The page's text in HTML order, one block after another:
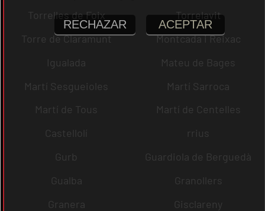
Torrelles de Foix
Torrelavit
Torre de Claramunt
Montcada i Reixac
Igualada
Mateu de Bages
Martí Sesgueioles
Martí Sarroca
Martí de Tous
Martí de Centelles
Castellolí
rrius
Gurb
Guardiola de Berguedà
Gualba
Granollers
Granera
Gisclareny
RECHAZAR ACEPTAR